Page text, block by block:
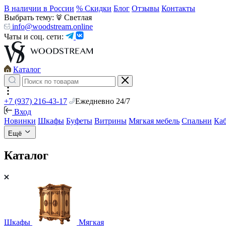
В наличии в России % Скидки Блог Отзывы Контакты
Выбрать тему:
Светлая
info@woodstream.online
Чаты и соц. сети:
Каталог
+7 (937) 216-43-17
Ежедневно 24/7
Вход
Новинки Шкафы Буфеты Витрины Мягкая мебель Спальни
Ещё
Каталог
Шкафы Мягкая